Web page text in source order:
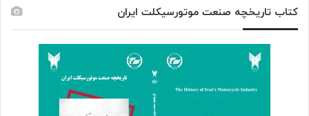
کتاب تاریخچه صنعت موتورسیکلت ایران